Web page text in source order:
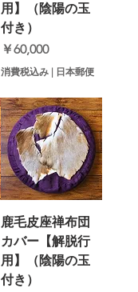
用】（陰陽の玉
付き）
価格
￥60,000
消費税込み| 日本郵便
鹿毛皮座禅布団
カバー【解脱行
用】（陰陽の玉
付き）